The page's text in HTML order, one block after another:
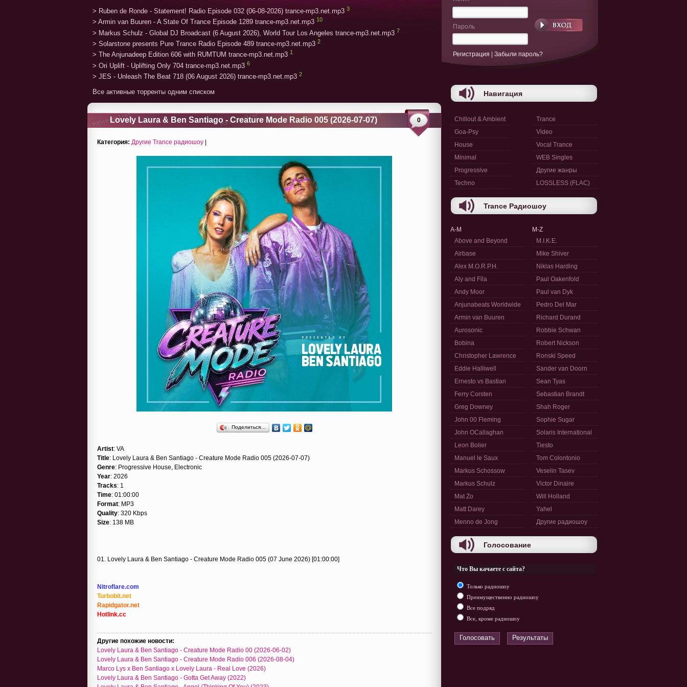
> Ruben de Ronde - Statement! Radio Episode 032 (06-08-2026) trance-mp3.net.mp3 3
> Armin van Buuren - A State Of Trance Episode 1289 trance-mp3.net.mp3 10
> Markus Schulz - Global DJ Broadcast (6 August 2026), World Tour Los Angeles trance-mp3.net.mp3 7
> Solarstone presents Pure Trance Radio Episode 489 trance-mp3.net.mp3 2
> The Anjunadeep Edition 606 with RUMTUM trance-mp3.net.mp3 1
> Ori Uplift - Uplifting Only 704 trance-mp3.net.mp3 6
> JES - Unleash The Beat 718 (06 August 2026) trance-mp3.net.mp3 2
Все активные торренты одним списком
Lovely Laura & Ben Santiago - Creature Mode Radio 005 (2026-07-07) 0
Категория: Другие Trance радиошоу |
Поделиться…
Artist: VA
Title: Lovely Laura & Ben Santiago - Creature Mode Radio 005 (2026-07-07)
Genre: Progressive House, Electronic
Year: 2026
Tracks: 1
Time: 01:00:00
Format: MP3
Quality: 320 Kbps
Size: 138 MB
01. Lovely Laura & Ben Santiago - Creature Mode Radio 005 (07 June 2026) [01:00:00]
Nitroflare.com
Turbobit.net
Rapidgator.net
Hotlink.cc
Другие похожие новости:
Lovely Laura & Ben Santiago - Creature Mode Radio 00 (2026-06-02)
Lovely Laura & Ben Santiago - Creature Mode Radio 006 (2026-08-04)
Marco Lys x Ben Santiago x Lovely Laura - Real Love (2026)
Lovely Laura & Ben Santiago - Gotta Get Away (2022)
Пароль
Регистрация Забыли пароль?
Навигация
Chillout & Ambient
Goa-Psy
House
Minimal
Progressive
Techno
Trance
Video
Vocal Trance
WEB Singles
Другие жанры
LOSSLESS (FLAC)
Trance Радиошоу
A-M
Above and Beyond
Airbase
Alex M.O.R.P.H.
Aly and Fila
Andy Moor
Anjunabeats Worldwide
Armin van Buuren
Aurosonic
Bobina
Christopher Lawrence
Eddie Halliwell
Ernesto vs Bastian
Ferry Corsten
Greg Downey
John 00 Fleming
John OCallaghan
Leon Bolier
Manuel le Saux
Markus Schossow
Markus Schulz
Mat Zo
Matt Darey
Menno de Jong
M-Z
M.I.K.E.
Mike Shiver
Niklas Harding
Paul Oakenfold
Paul van Dyk
Pedro Del Mar
Richard Durand
Robbie Schwan
Robert Nickson
Ronski Speed
Sander van Doorn
Sean Tyas
Sebastian Brandt
Shah Roger
Sophie Sugar
Solaris International
Tiesto
Tom Colontonio
Veselin Tasev
Victor Dinaire
Will Holland
Yahel
Другие радиошоу
Голосование
Что Вы качаете с сайта?
Только радиошоу
Преимущественно радиошоу
Все подряд
Все, кроме радиошоу
Голосовать Результаты